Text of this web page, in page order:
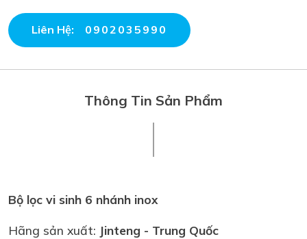
Liên Hệ: 0902035990
Thông Tin Sản Phẩm
Bộ lọc vi sinh 6 nhánh inox
Hãng sản xuất: Jinteng - Trung Quốc